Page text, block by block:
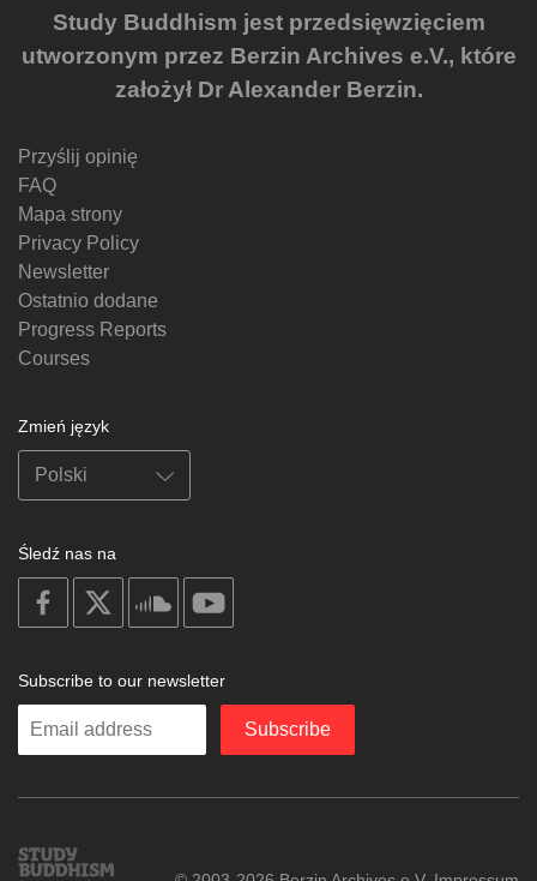
Study Buddhism jest przedsięwzięciem
utworzonym przez Berzin Archives e.V., które
założył Dr Alexander Berzin.
Przyślij opinię
FAQ
Mapa strony
Privacy Policy
Newsletter
Ostatnio dodane
Progress Reports
Courses
Zmień język
Śledź nas na
on
facebook
soundcloud
Subscribe to our newsletter
Enter
Subscribe
Study